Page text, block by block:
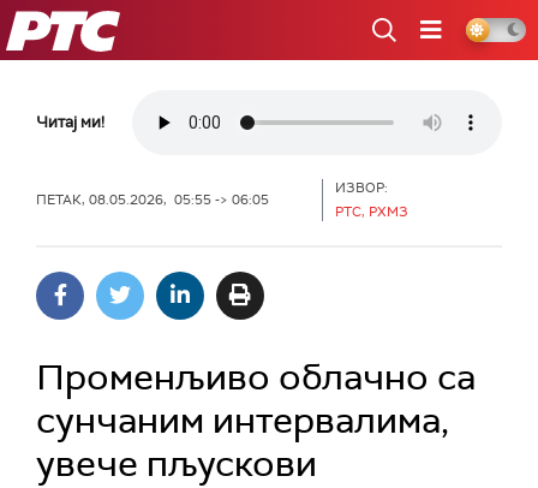
РТС
Читај ми!
ПЕТАК, 08.05.2026, 05:55 -> 06:05
ИЗВОР:
РТС, РХМЗ
Променљиво облачно са
сунчаним интервалима,
увече пљускови